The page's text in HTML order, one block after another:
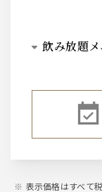
飲み放題
クラフトビー
■武蔵野ブリ
ールエール
■プレミ
■プレミア
表示価格はすべて